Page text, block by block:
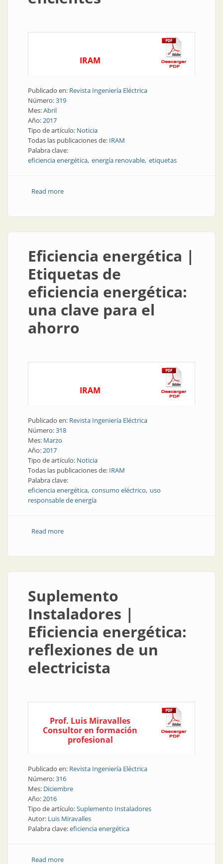
IRAM
Publicado en: Revista Ingeniería Eléctrica
Número:319
Mes:Abril
Año:2017
Tipo de artículo: Noticia
Todas las publicaciones de: IRAM
Palabra clave:
eficiencia energética energía renovable etiquetas
Read moreabout Eficiencia energética | Saber leer etiquetas para
Eficiencia energética |
Etiquetas de
eficiencia energética:
una clave para el
ahorro
IRAM
Publicado en: Revista Ingeniería Eléctrica
Número:318
Mes: Marzo
Año:2017
Tipo de artículo: Noticia
Todas las publicaciones de: IRAM
Palabra clave:
eficiencia energética consumo eléctrico uso
responsable de energía
Read moreabout Eficiencia energética | Etiquetas de eficiencia
Suplemento
Instaladores |
Eficiencia energética:
reflexiones de un
electricista
Prof. Luis Miravalles
Consultor en formación
profesional
Publicado en: Revista Ingeniería Eléctrica
Número:316
Mes: Diciembre
Año:2016
Tipo de artículo:Suplemento Instaladores
Autor: Luis Miravalles
Palabra clave:eficiencia energética
Read moreabout Suplemento Instaladores | Eficiencia